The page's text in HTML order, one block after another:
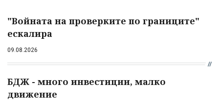
"Войната на проверките по границите"
ескалира
09.08.2026
БДЖ - много инвестиции, малко
движение